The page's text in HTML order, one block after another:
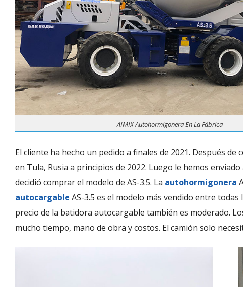
AIMIX Autohormigonera En La Fábrica
El cliente ha hecho un pedido a finales de 2021. Después
en Tula, Rusia a principios de 2022. Luego le hemos
decidió comprar el modelo de AS-3.5. La autohormigonera
autocargable AS-3.5 es el modelo más vendido entre
precio de la batidora autocargable también es moderado.
mucho tiempo, mano de obra y costos. El camión solo